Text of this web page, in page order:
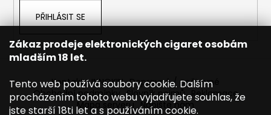
Zákaz prodeje elektronických cigaret osobám
mladším 18 let.
Tento web používá soubory cookie. Dalším
procházením tohoto webu vyjadřujete souhlas, že
jste starší 18ti let a s používáním cookie.
í
t
?
HLEDAT
PŘIHLÁSIT SE
Kontakty INNOKIN Dopravné / poštovné
Obchodní podmínky Slovník pojmů Reklamace
Mapa serveru
Napište nám